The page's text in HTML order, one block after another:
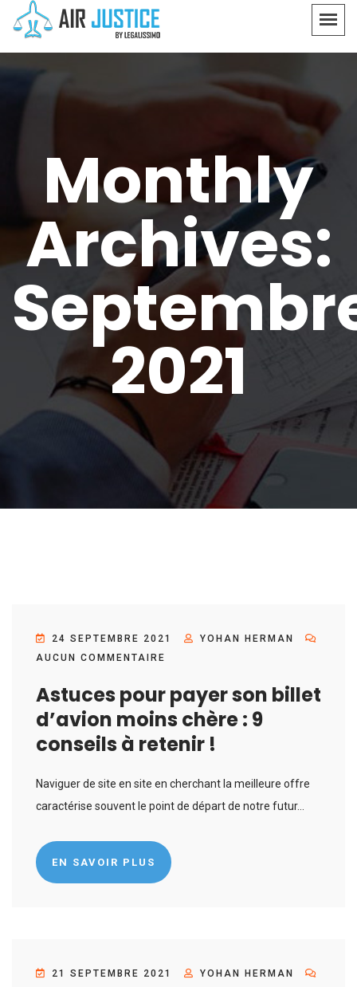
Monthly
Archives:
2021
24 SEPTEMBRE 2021
YOHAN HERMAN
AUCUN COMMENTAIRE
Astuces pour payer son billet
d’avion moins chère : 9
conseils à retenir !
Naviguer de site en site en cherchant la meilleure offre
caractérise souvent le point de départ de notre futur...
EN SAVOIR PLUS
21 SEPTEMBRE 2021
YOHAN HERMAN